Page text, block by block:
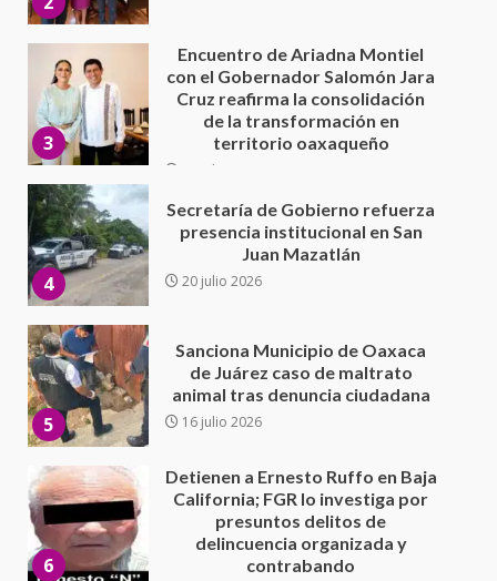
4
Secretaría de Gobierno refuerza
presencia institucional en San
Juan Mazatlán
20 julio 2026
5
Sanciona Municipio de Oaxaca
de Juárez caso de maltrato
animal tras denuncia ciudadana
16 julio 2026
6
California; FGR lo investiga por
presuntos delitos de
delincuencia organizada y
contrabando
7
Sin paso carretera Oaxaca-
Cuacnopalan
26 junio 2026